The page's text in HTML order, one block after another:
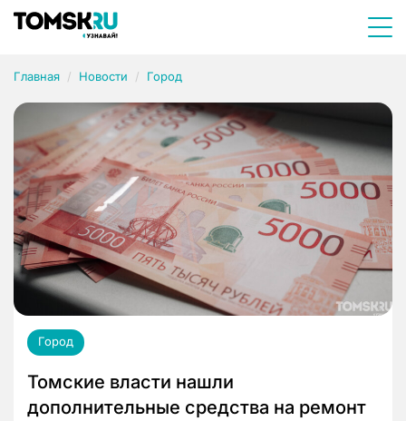
Главная Новости Город
Город
Томские власти нашли
дополнительные средства на ремонт